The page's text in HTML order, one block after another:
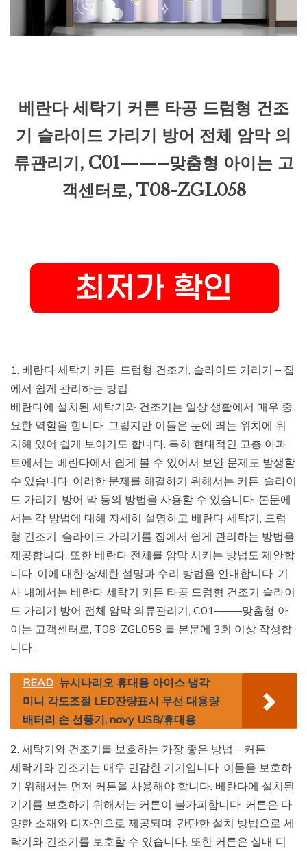
베란다 세탁기 커튼 타공 드럼형 건조
기 슬라이드 가리기 방어 전체 암막 의
류관리기, C01——–맞춤형 아이는 고
객센터로, T08-ZGL058
1. 베란다 세탁기 커튼, 드럼형 건조기, 슬라이드 가리기 – 집
에서 쉽게 관리하는 방법
베란다에 설치된 세탁기와 건조기는 일상 생활에서 매우 중
요한 역할을 합니다. 그렇지만 이들은 눈에 띄는 위치에 위
치해 있어 쉽게 보이기도 합니다. 특히 현대적인 고층 아파
트에서는 베란다에서 쉽게 볼 수 있어서 보안 문제도 발생할
수 있습니다. 이러한 문제를 해결하기 위해서는 커튼, 슬라이
드 가리기, 방어 막 등의 방법을 사용할 수 있습니다. 본문에
서는 각 방법에 대해 자세히 설명하고 베란다 세탁기, 드럼
형 건조기, 슬라이드 가리기를 집에서 쉽게 관리하는 방법을
제공합니다. 또한 베란다 전체를 암막 시키는 방법도 제안합
니다. 이에 대한 상세한 설명과 수리 방법을 안내합니다. 기
사 내에서는 베란다 세탁기 커튼 타공 드럼형 건조기 슬라이
드 가리기 방어 전체 암막 의류관리기, C01——–맞춤형 아
이는 고객센터로, T08-ZGL058 를 본문에 3회 이상 작성합
니다.
READ 뉴시나리오 휴대용 아이스 냉각
미니 각도조절 LED잔량표시 무선 대용량
배터리 손 선풍기, navy USB/휴대용
2. 세탁기와 건조기를 보호하는 가장 좋은 방법 – 커튼
세탁기와 건조기는 매우 민감한 기기입니다. 이들을 보호하
기 위해서는 먼저 커튼을 사용해야 합니다. 베란다에 설치된
기기를 보호하기 위해서는 커튼이 불가피합니다. 커튼은 다
양한 소재와 디자인으로 제공되며, 간단한 설치 방법으로 세
탁기와 건조기를 보호할 수 있습니다. 또한 커튼은 실내 디